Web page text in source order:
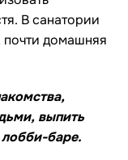
В санатории
почти домашняя
выпить
баре.